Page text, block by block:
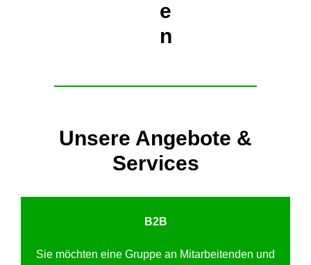
e
n
Unsere Angebote &
Services
B2B
Sie möchten eine Gruppe an Mitarbeitenden und